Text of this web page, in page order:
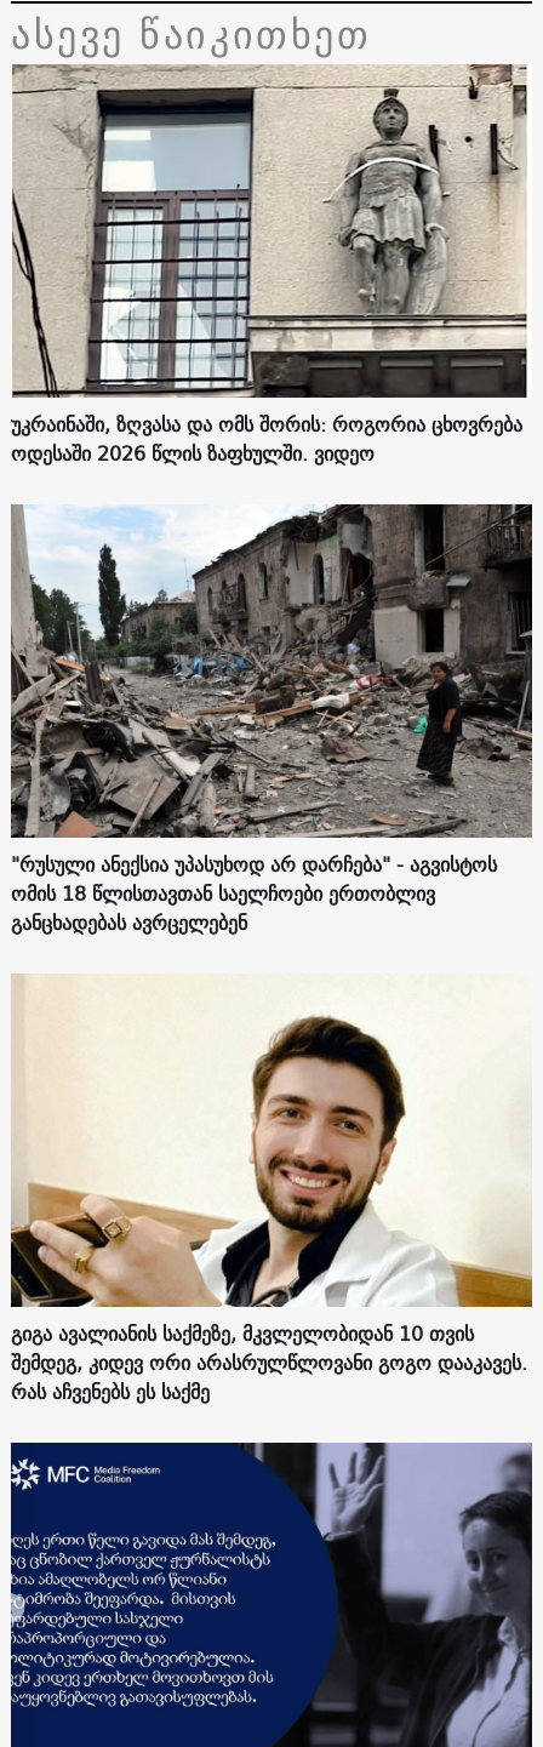
ასევე წაიკითხეთ
უკრაინაში, ზღვასა და ომს შორის: როგორია ცხოვრება
ოდესაში 2026 წლის ზაფხულში. ვიდეო
"რუსული ანექსია უპასუხოდ არ დარჩება" - აგვისტოს
ომის 18 წლისთავთან საელჩოები ერთობლივ
განცხადებას ავრცელებენ
გიგა ავალიანის საქმეზე, მკვლელობიდან 10 თვის
შემდეგ, კიდევ ორი არასრულწლოვანი გოგო დააკავეს.
რას აჩვენებს ეს საქმე